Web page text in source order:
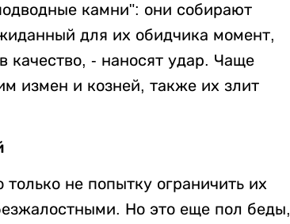
камни": они собирают
для их обидчика момент,
качество, - наносят удар. Чаще
измен и козней, также их злит
не попытку ограничить их
Но это еще пол беды,